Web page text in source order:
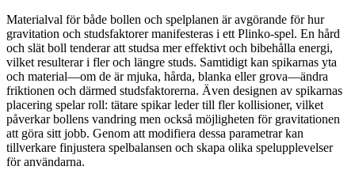
Materialval för både bollen och spelplanen är avgörande för hur
gravitation och studsfaktorer manifesteras i ett Plinko-spel. En hård
och slät boll tenderar att studsa mer effektivt och bibehålla energi,
vilket resulterar i fler och längre studs. Samtidigt kan spikarnas yta
och material—om de är mjuka, hårda, blanka eller grova—ändra
friktionen och därmed studsfaktorerna. Även designen av spikarnas
placering spelar roll: tätare spikar leder till fler kollisioner, vilket
påverkar bollens vandring men också möjligheten för gravitationen
att göra sitt jobb. Genom att modifiera dessa parametrar kan
tillverkare finjustera spelbalansen och skapa olika spelupplevelser
för användarna.